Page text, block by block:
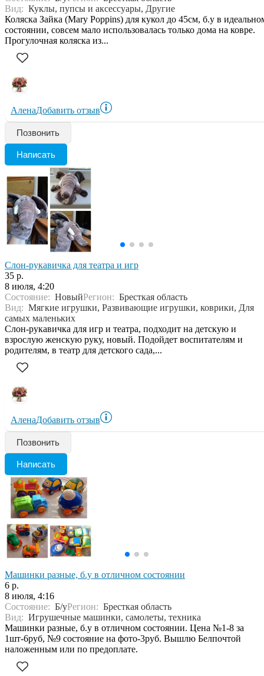
Вид: Куклы, пупсы и аксессуары, Другие
Коляска Зайка (Mary Poppins) для кукол до 45см, б.у в
состоянии, совсем мало использовалась только дома на ковре.
Прогулочная коляска из...
АленаДобавить отзыв
Позвонить
Написать
Слон-рукавичка для театра и игр
35 р.
8 июля, 4:20
Состояние: НовыйРегион: Бресткая область
Вид: Мягкие игрушки, Развивающие игрушки, коврики, Для
самых маленьких
Слон-рукавичка для игр и театра, подходит на детскую и
взрослую женскую руку, новый. Подойдет воспитателям и
родителям, в театр для детского сада,...
АленаДобавить отзыв
Позвонить
Написать
Машинки разные, б.у в отличном состоянии
6 р.
8 июля, 4:16
Состояние: Б/уРегион: Бресткая область
Вид: Игрушечные машинки, самолеты, техника
Машинки разные, б.у в отличном состоянии. Цена №1-8 за
1шт-6руб, №9 состояние на фото-3руб. Вышлю Белпочтой
наложенным или по предоплате.